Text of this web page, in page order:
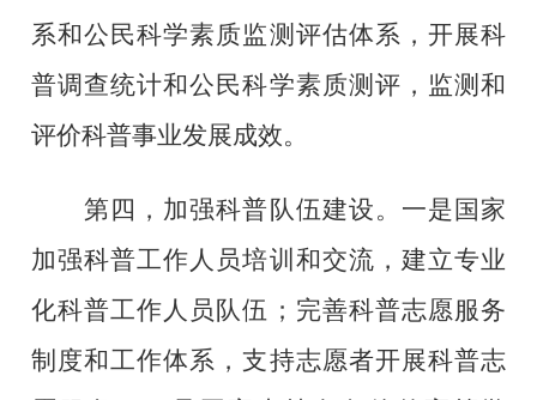
系和公民科学素质监测评估体系，开展科
普调查统计和公民科学素质测评，监测和
评价科普事业发展成效。
第四，加强科普队伍建设。一是国家
加强科普工作人员培训和交流，建立专业
化科普工作人员队伍；完善科普志愿服务
制度和工作体系，支持志愿者开展科普志